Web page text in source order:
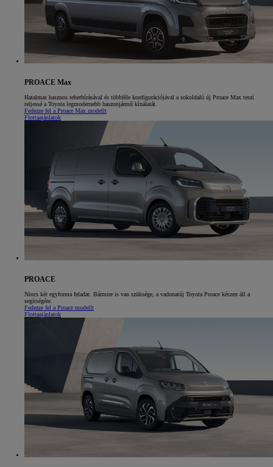
PROACE Max
Hatalmas hasznos teherbírásával és többféle konfigurációjával a sokoldalú új Proace Max teszi
teljessé a Toyota legmodernebb haszonjármű kínálatát.
Fedezze fel a Proace Max modellt
Flottaajánlatok
PROACE
Nincs két egyforma feladat. Bármire is van szüksége, a vadonatúj Toyota Proace készen áll a
segítségére.
Fedezze fel a Proace modellt
Flottaajánlatok